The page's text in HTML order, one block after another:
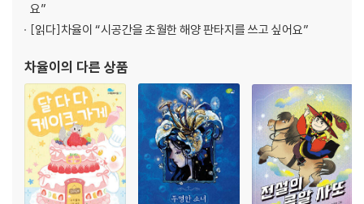
요”
[읽다]차율이 “시공간을 초월한 해양 판타지를 쓰고 싶어요”
차율이 의 다른 상품